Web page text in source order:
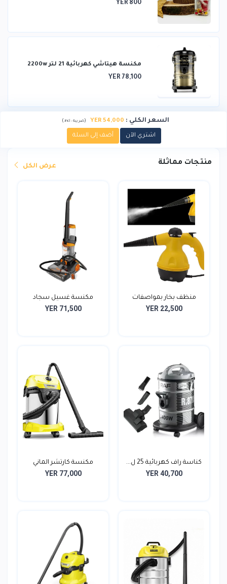
YER 800
مكنسة هيتاشي كهربائية 21 لتر 2200w
YER 78,100
السعر الكلي :
YER 54,000
(ضريبة : incl.
)
اشتري الآن أضف إلى السلة
منتجات مماثلة عرض الكل
منظف بخار بمواصفات
عالي...
YER 22,500
مكنسة غسيل سجاد
ومفروشا...
YER 71,500
كناسة راف كهربائية 25 ل...
YER 40,700
مكنسة كارتشر الماني
YER 77,000